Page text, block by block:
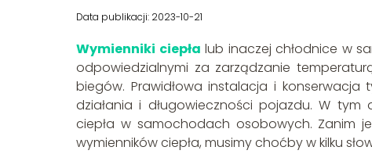
Data publikacji: 2023-10-21
Wymienniki ciepła lub inaczej chłodnice w
odpowiedzialnymi za zarządzanie
biegów. Prawidłowa instalacja i
działania i długowieczności pojazdu. W
ciepła w samochodach osobowych. Zanim
wymienników ciepła, musimy choćby w kilku